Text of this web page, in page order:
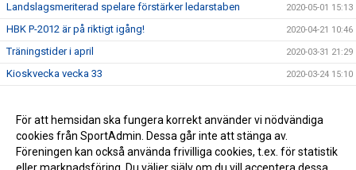
Landslagsmeriterad spelare förstärker ledarstaben 2020-05-01 15:13
HBK P-2012 är på riktigt igång! 2020-04-21 10:46
Träningstider i april 2020-03-31 21:29
Kioskvecka vecka 33 2020-03-24 15:10
Föräldramötet 15 mars 2020-03-17 20:24
Verksamheten är igång 2020-03-17 11:12
För att hemsidan ska fungera korrekt använder vi nödvändiga
cookies från SportAdmin. Dessa går inte att stänga av.
Föreningen kan också använda frivilliga cookies, t.ex. för statistik